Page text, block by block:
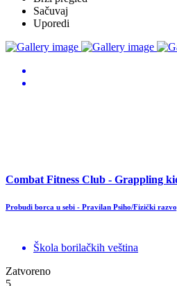
Sačuvaj
Uporedi
Combat Fitness Club - Grappling
Probudi borca u sebi - Pravilan Psiho/Fizički
Škola borilačkih veština
Zatvoreno
5